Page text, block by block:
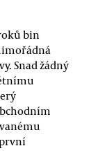
bin
Snad žádný